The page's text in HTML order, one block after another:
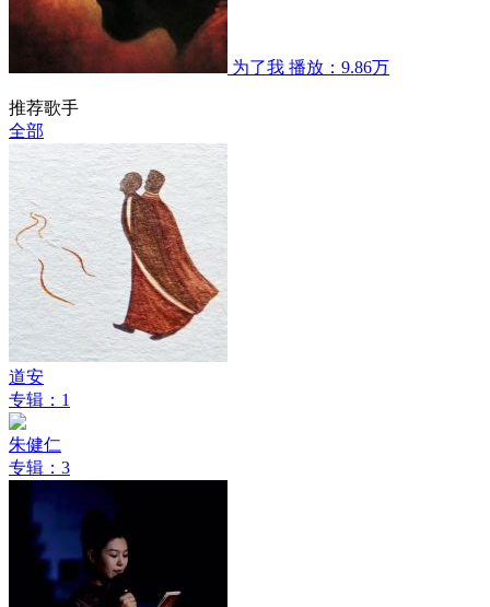
为了我 播放：9.86万
推荐歌手
全部
道安
专辑：1
朱健仁
专辑：3